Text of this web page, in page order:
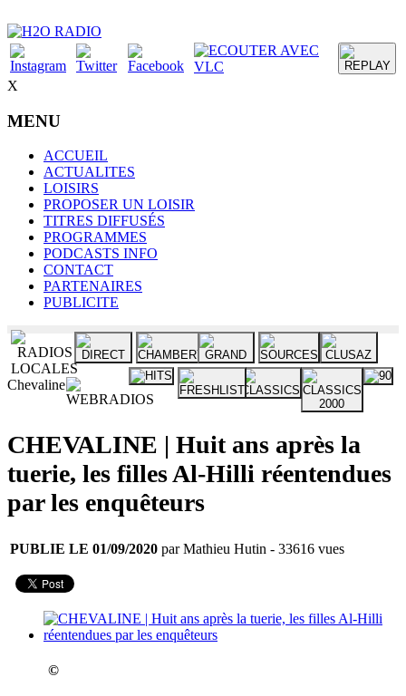
X
MENU
ACCUEIL
ACTUALITES
LOISIRS
PROPOSER UN LOISIR
TITRES DIFFUSÉS
PROGRAMMES
PODCASTS INFO
CONTACT
PARTENAIRES
PUBLICITE
Chevaline
CHEVALINE | Huit ans après la
tuerie, les filles Al-Hilli réentendues
par les enquêteurs
PUBLIE LE 01/09/2020 par Mathieu Hutin - 33616 vues
©